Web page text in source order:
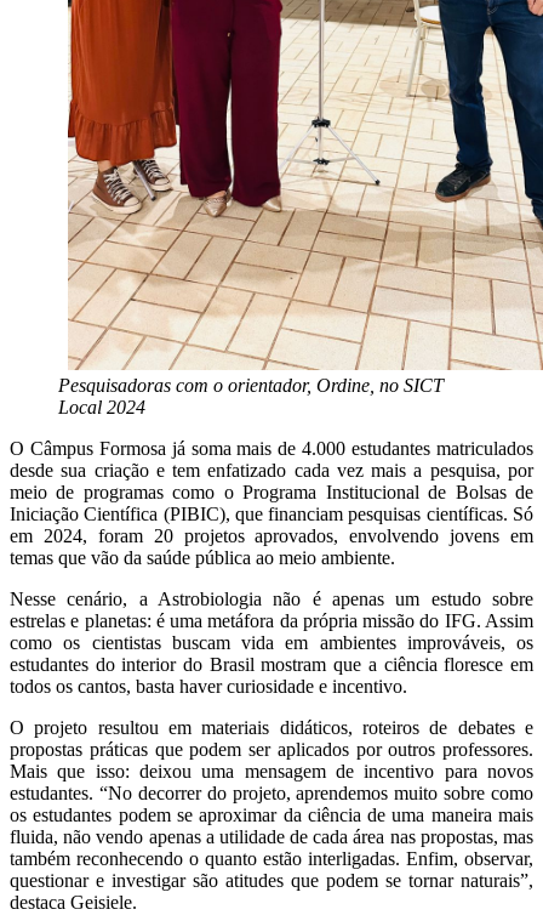
Pesquisadoras com o orientador, Ordine, no SICT
Local 2024
O Câmpus Formosa já soma mais de 4.000 estudantes matriculados
desde sua criação e tem enfatizado cada vez mais a pesquisa, por
meio de programas como o Programa Institucional de Bolsas de
Iniciação Científica (PIBIC), que financiam pesquisas científicas. Só
em 2024, foram 20 projetos aprovados, envolvendo jovens em
temas que vão da saúde pública ao meio ambiente.
Nesse cenário, a Astrobiologia não é apenas um estudo sobre
estrelas e planetas: é uma metáfora da própria missão do IFG. Assim
como os cientistas buscam vida em ambientes improváveis, os
estudantes do interior do Brasil mostram que a ciência floresce em
todos os cantos, basta haver curiosidade e incentivo.
O projeto resultou em materiais didáticos, roteiros de debates e
propostas práticas que podem ser aplicados por outros professores.
Mais que isso: deixou uma mensagem de incentivo para novos
estudantes. “No decorrer do projeto, aprendemos muito sobre como
os estudantes podem se aproximar da ciência de uma maneira mais
fluida, não vendo apenas a utilidade de cada área nas propostas, mas
também reconhecendo o quanto estão interligadas. Enfim, observar,
questionar e investigar são atitudes que podem se tornar naturais”,
destaca Geisiele.